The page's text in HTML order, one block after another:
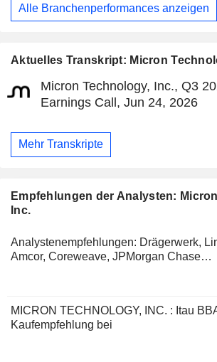
Aktuelles Transkript: Micron
Micron Technology, Inc., Q3
Earnings Call, Jun 24, 2026
Mehr Transkripte
Empfehlungen der Analysten:
Inc.
Analystenempfehlungen: Drägerwerk,
Amcor, Coreweave, JPMorgan Chase…
MICRON TECHNOLOGY, INC. : Itau
Kaufempfehlung bei
Alle Branchenperformances anzeigen